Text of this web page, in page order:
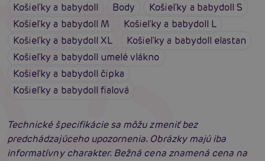
Košieľky a babydoll Body
Košieľky a babydoll S
Košieľky a babydoll M
Košieľky a babydoll L
Košieľky a babydoll XL
Košieľky a babydoll elastan
Košieľky a babydoll umelé vlákno
Košieľky a babydoll čipka
Košieľky a babydoll fialová
Technické špecifikácie sa môžu zmeniť bez
predchádzajúceho upozornenia. Obrázky majú iba
informatívny charakter. Bežná cena znamená cena na